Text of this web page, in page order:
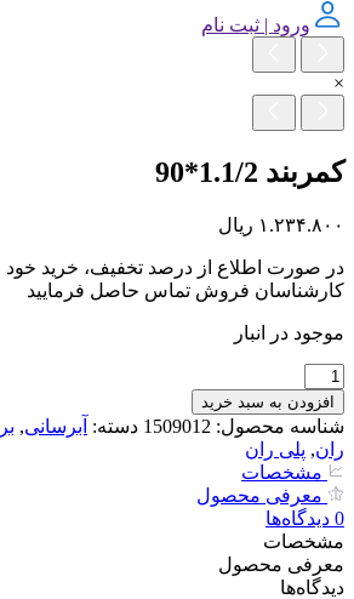
ورود | ثبت نام
×
کمربند 1.1/2*90
۱.۲۳۴.۸۰۰ ریال
در صورت اطلاع از درصد تخفیف، خرید خود
کارشناسان فروش تماس حاصل فرمایید
موجود در انبار
کمربند
1.1/2*90
عدد
افزودن به سبد خرید
شناسه محصول: 1509012 دسته: آبرسانی,
ران, پلی ران
مشخصات
معرفی محصول
0 دیدگاه‌‌ها
مشخصات
معرفی محصول
دیدگاه‌‌ها